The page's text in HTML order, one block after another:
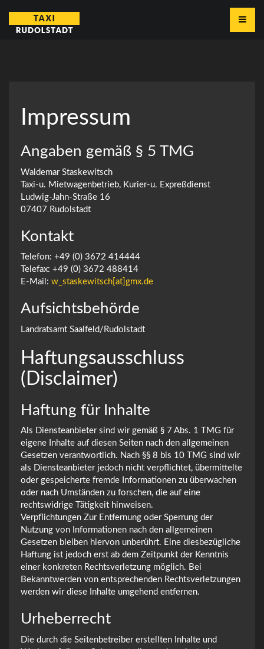
Impressum
Angaben gemäß § 5 TMG
Waldemar Staskewitsch
Taxi-u. Mietwagenbetrieb, Kurier-u. Expreßdienst
Ludwig-Jahn-Straße 16
07407 Rudolstadt
Kontakt
Telefon: +49 (0) 3672 414444
Telefax: +49 (0) 3672 488414
E-Mail: w_staskewitsch[at]gmx.de
Aufsichtsbehörde
Landratsamt Saalfeld/Rudolstadt
Haftungsausschluss
(Disclaimer)
Haftung für Inhalte
Als Diensteanbieter sind wir gemäß § 7 Abs. 1 TMG für
eigene Inhalte auf diesen Seiten nach den allgemeinen
Gesetzen verantwortlich. Nach §§ 8 bis 10 TMG sind wir
als Diensteanbieter jedoch nicht verpflichtet, übermittelte
oder gespeicherte fremde Informationen zu überwachen
oder nach Umständen zu forschen, die auf eine
rechtswidrige Tätigkeit hinweisen.
Verpflichtungen Zur Entfernung oder Sperrung der
Nutzung von Informationen nach den allgemeinen
Gesetzen bleiben hiervon unberührt. Eine diesbezügliche
Haftung ist jedoch erst ab dem Zeitpunkt der Kenntnis
einer konkreten Rechtsverletzung möglich. Bei
Bekanntwerden von entsprechenden Rechtsverletzungen
werden wir diese Inhalte umgehend entfernen.
Urheberrecht
Die durch die Seitenbetreiber erstellten Inhalte und